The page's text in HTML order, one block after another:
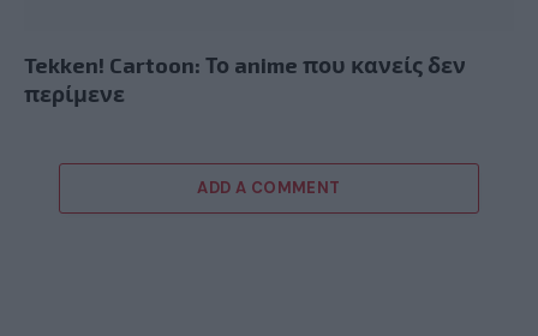
Tekken! Cartoon: Το anime που κανείς δεν
περίμενε
ADD A COMMENT